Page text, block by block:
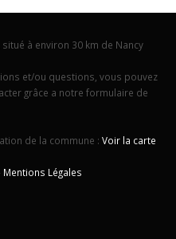
à environ 30 km de Nancy
et/ou questions, vous pouvez
grâce a notre formulaire de
de la commune : Voir la carte
Mentions Légales